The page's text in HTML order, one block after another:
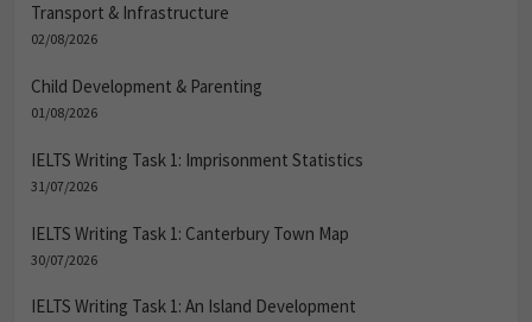
Transport & Infrastructure
02/08/2026
Child Development & Parenting
01/08/2026
IELTS Writing Task 1: Imprisonment Statistics
31/07/2026
IELTS Writing Task 1: Canterbury Town Map
30/07/2026
IELTS Writing Task 1: An Island Development